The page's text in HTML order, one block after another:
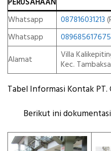
PERUSAHAAN
Whatsapp
087816031213
Whatsapp
089685617675
Alamat
Villa
Kec.
Tabel Informasi Kontak PT.
Berikut ini